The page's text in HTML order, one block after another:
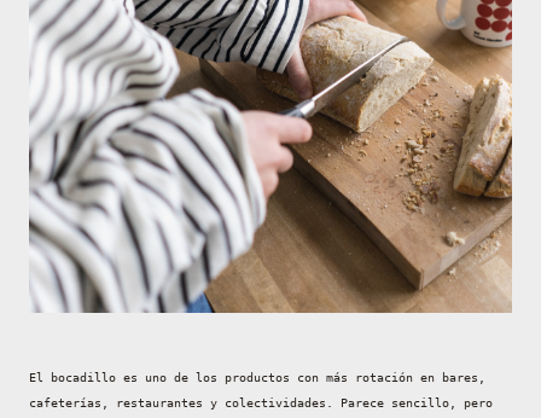
El bocadillo es uno de los productos con más rotación en bares,
cafeterías, restaurantes y colectividades. Parece sencillo, pero